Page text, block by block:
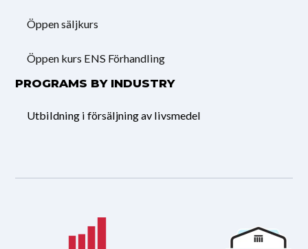
Öppen säljkurs
Öppen kurs ENS Förhandling
PROGRAMS BY INDUSTRY
Utbildning i försäljning av livsmedel